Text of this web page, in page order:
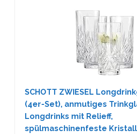
SCHOTT ZWIESEL
(4er-Set), anmutiges
Longdrinks mit Relieff,
spülmaschinenfeste